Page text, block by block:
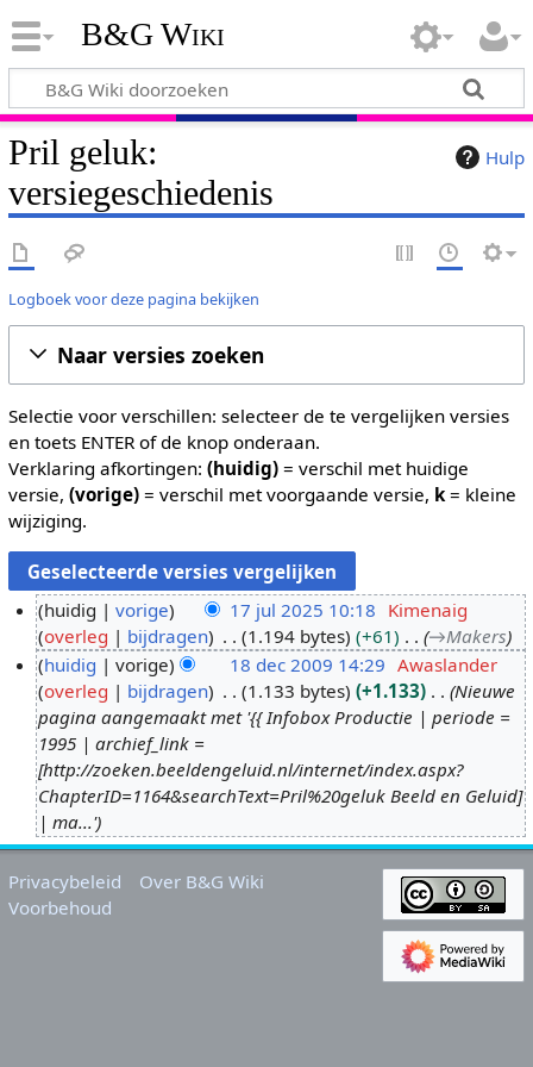
B&G Wiki
Hulp
Pril geluk:
versiegeschiedenis
Logboek voor deze pagina bekijken
Naar versies zoeken
Selectie voor verschillen: selecteer de te vergelijken versies
en toets ENTER of de knop onderaan.
Verklaring afkortingen: (huidig)= verschil met huidige
versie, (vorige)= verschil met voorgaande versie, k= kleine
wijziging.
7
5
huidig vorige 17 jul 2025 10:18 Kimenaig
overleg
bijdragen 1.194 bytes +61 →Makers
0
0
9
huidig vorige 18 dec 2009 14:29 Awaslander
overleg
bijdragen 1.133 bytes +1.133
Nieuwe
pagina aangemaakt met '{{ Infobox Productie | periode =
1995 | archief_link =
[http://zoeken.beeldengeluid.nl/internet/index.aspx?
ChapterID=1164&searchText=Pril%20geluk Beeld en Geluid]
| ma...'
Privacybeleid
Over B&G Wiki
Voorbehoud